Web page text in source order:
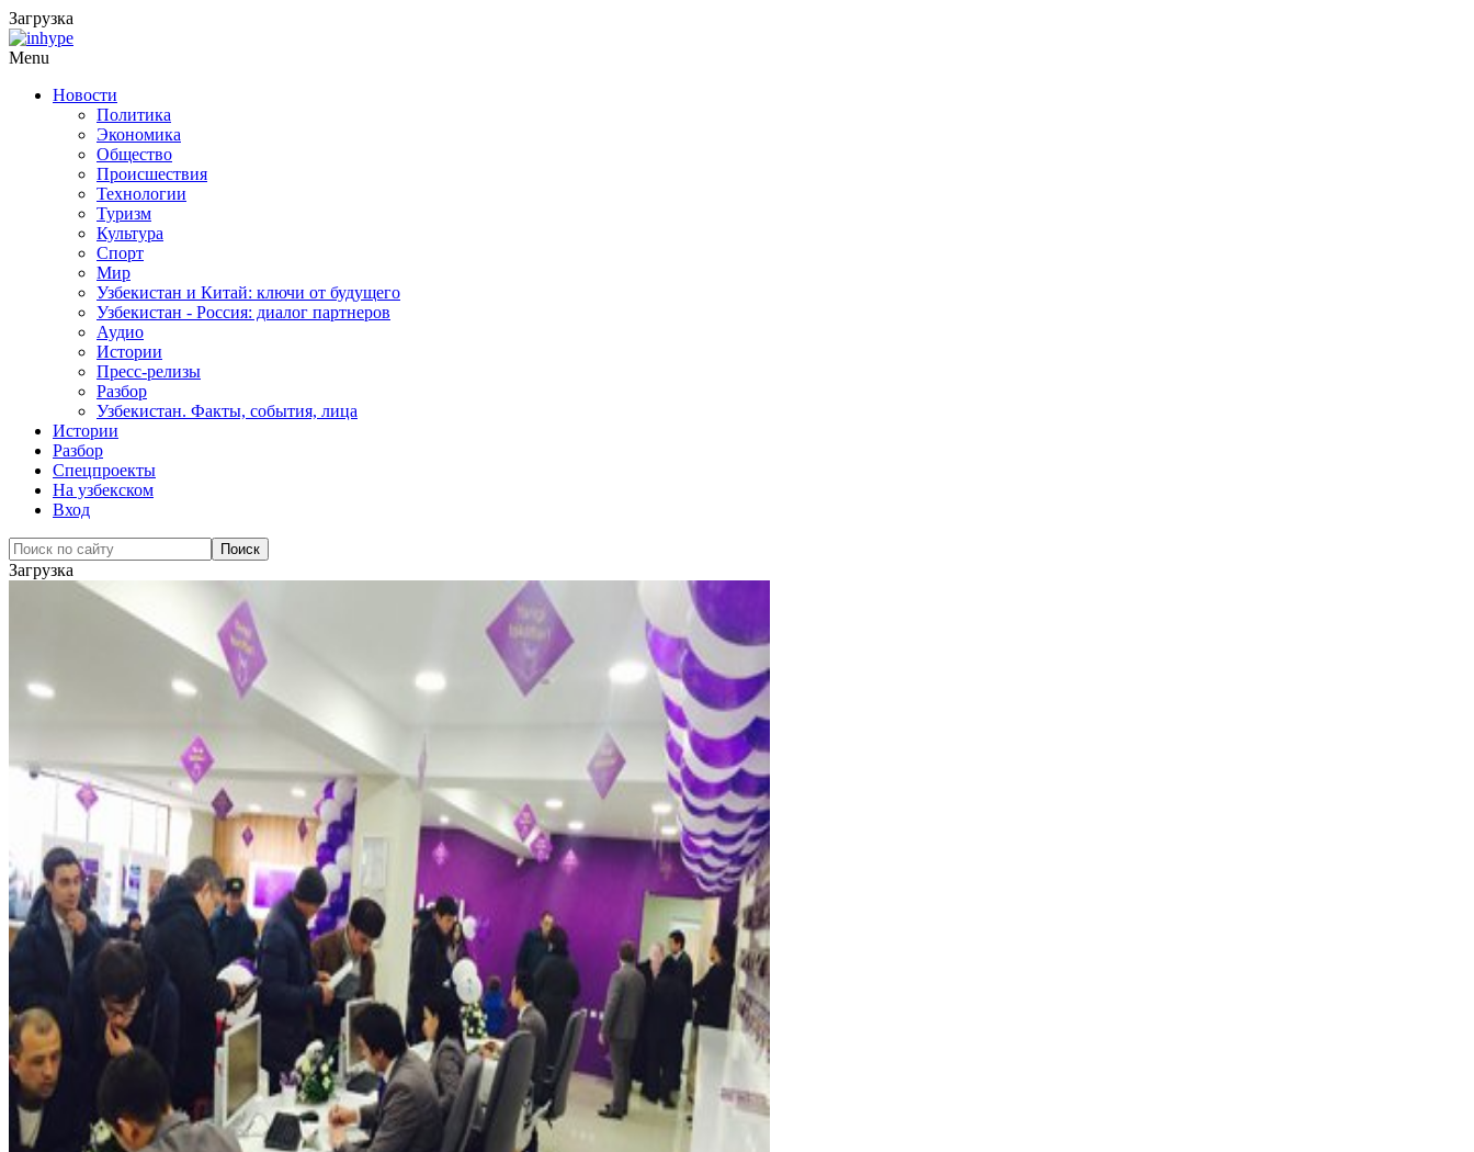
Загрузка
Menu
Новости
Политика
Экономика
Общество
Происшествия
Технологии
Туризм
Культура
Спорт
Мир
Узбекистан и Китай: ключи от будущего
Узбекистан - Россия: диалог партнеров
Аудио
Истории
Пресс-релизы
Разбор
Узбекистан. Факты, события, лица
Истории
Разбор
Спецпроекты
На узбекском
Вход
Загрузка